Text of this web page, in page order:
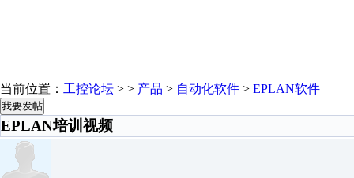
当前位置： 工控论坛 > > 产品 > 自动化软件 > EPLAN软件
我要发帖
EPLAN培训视频